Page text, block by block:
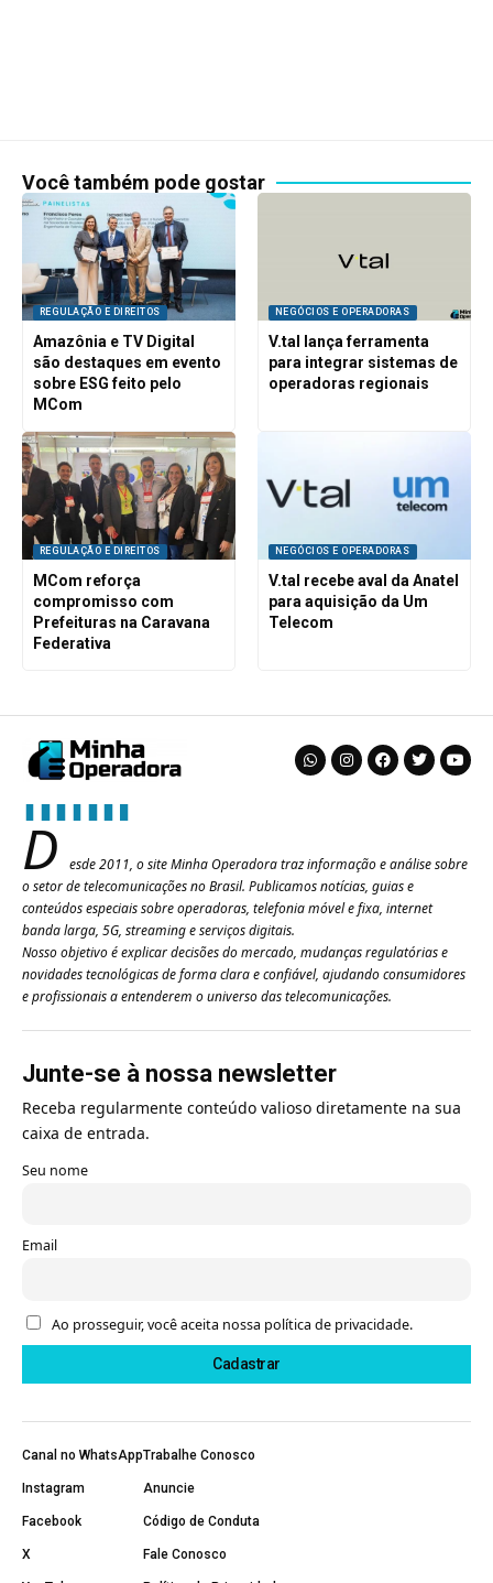
Você também pode gostar
REGULAÇÃO E DIREITOS
Amazônia e TV Digital
são destaques em evento
sobre ESG feito pelo
MCom
NEGÓCIOS E OPERADORAS
V.tal lança ferramenta
para integrar sistemas de
operadoras regionais
REGULAÇÃO E DIREITOS
MCom reforça
compromisso com
Prefeituras na Caravana
Federativa
NEGÓCIOS E OPERADORAS
V.tal recebe aval da Anatel
para aquisição da Um
Telecom
D
esde 2011, o site Minha Operadora traz informação e análise sobre
o setor de telecomunicações no Brasil. Publicamos notícias, guias e
conteúdos especiais sobre operadoras, telefonia móvel e fixa, internet
banda larga, 5G, streaming e serviços digitais.
Nosso objetivo é explicar decisões do mercado, mudanças regulatórias e
novidades tecnológicas de forma clara e confiável, ajudando consumidores
e profissionais a entenderem o universo das telecomunicações.
Junte-se à nossa newsletter
Receba regularmente conteúdo valioso diretamente na sua
caixa de entrada.
Seu nome
Email
Ao prosseguir, você aceita nossa política de privacidade.
Canal no WhatsApp
Instagram
Facebook
X
Trabalhe Conosco
Anuncie
Código de Conduta
Fale Conosco